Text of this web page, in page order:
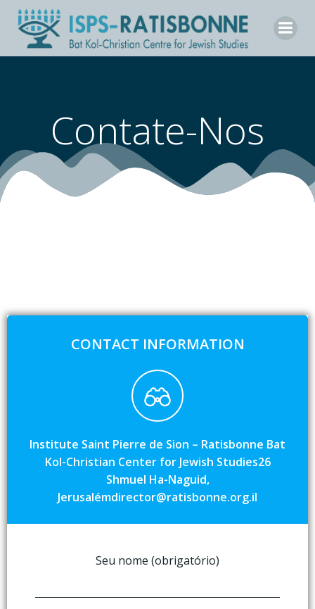
to
content
Contate-Nos
CONTACT INFORMATION
Institute Saint Pierre de Sion – Ratisbonne Bat
Kol-Christian Center for Jewish Studies26
Shmuel Ha-Naguid,
Jerusalémdirector@ratisbonne.org.il
Seu nome (obrigatório)